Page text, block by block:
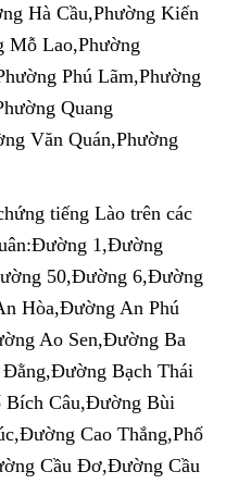
Hà Cầu,Phường Kiến
Mỗ Lao,Phường
Phú Lãm,Phường
Quang
Văn Quán,Phường
tiếng Lào trên các
1,Đường
50,Đường 6,Đường
Hòa,Đường An Phú
Ao Sen,Đường Ba
Bạch Thái
Câu,Đường Bùi
Cao Thắng,Phố
Cầu Đơ,Đường Cầu